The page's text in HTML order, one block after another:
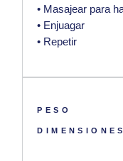
• Masajear para
• Enjuagar
• Repetir
PESO
DIMENSIONES